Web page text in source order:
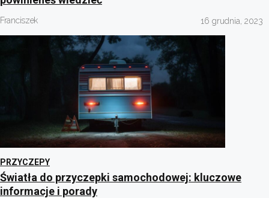
Franciszek 16 grudnia, 2023
PRZYCZEPY
Światła do przyczepki samochodowej: kluczowe
informacje i porady